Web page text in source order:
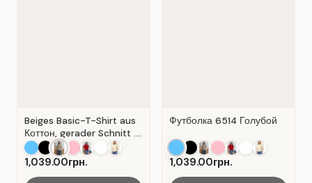
Beiges Basic-T-Shirt aus
Коттон, gerader Schnitt .
Beige.
1,039.00грн.
Футболка 6514 Голубой
1,039.00грн.